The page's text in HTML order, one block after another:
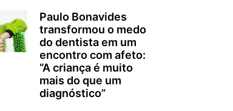
Paulo Bonavides
transformou o medo
do dentista em um
encontro com afeto:
“A criança é muito
mais do que um
diagnóstico”